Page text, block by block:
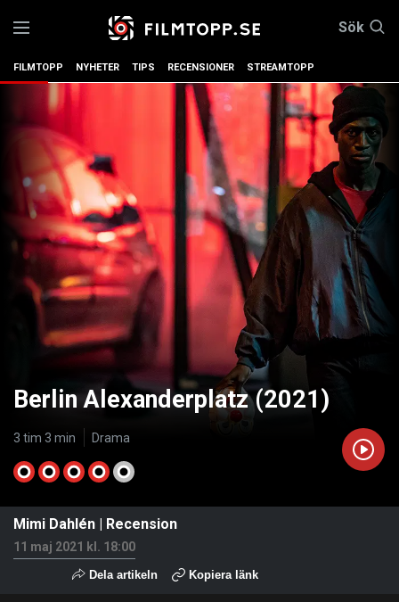
Sök
FILMTOPP NYHETER TIPS RECENSIONER STREAMTOPP
Berlin Alexanderplatz (2021)
3 tim 3 min Drama
Mimi Dahlén | Recension
11 maj 2021 kl. 18:00
Dela artikeln Kopiera länk